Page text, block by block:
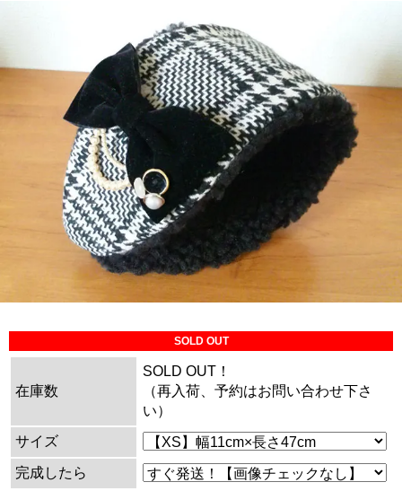
SOLD OUT
在庫数
SOLD OUT！
（再入荷、予約はお問い合わせ下さ
い）
サイズ
完成したら